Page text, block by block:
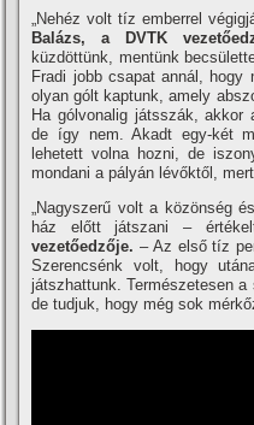
„Nehéz volt tí­z emberrel
Balázs, a DVTK
küzdöttünk, mentünk
Fradi jobb csapat annál,
olyan gólt kaptunk, amely
Ha gólvonalig játsszák, akkor
de í­gy nem. Akadt egy-két
lehetett volna hozni, de
mondani a pályán lévőktől,
„Nagyszerű volt a közönség
ház előtt játszani –
vezetőedzője. – Az első tí­z
Szerencsénk volt, hogy
játszhattunk. Természetesen
de tudjuk, hogy még sok